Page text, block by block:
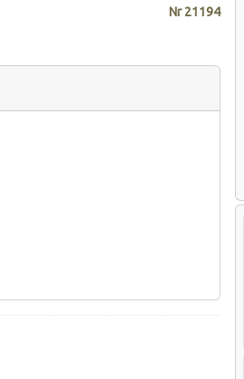
Nr21194